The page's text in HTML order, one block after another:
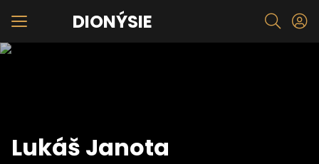
DIONÝSIE
Lukáš Janota